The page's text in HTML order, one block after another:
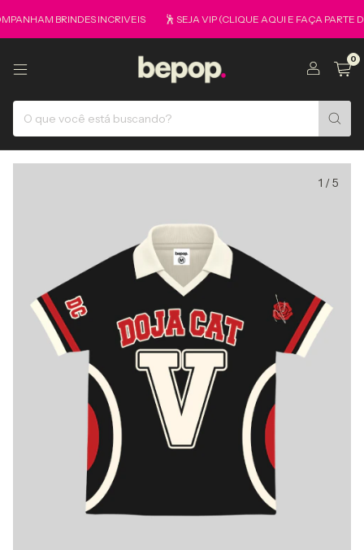
BRINDES INCRIVEIS 🕺 SEJA VIP (CLIQUE AQUI E FAÇA PARTE DO
0
1 /5